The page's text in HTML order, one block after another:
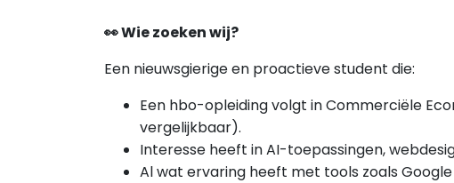
👀 Wie zoeken wij?
Een nieuwsgierige en proactieve student die:
Een hbo-opleiding volgt in Commerciële
vergelijkbaar).
Interesse heeft in AI-toepassingen,
Al wat ervaring heeft met tools zoals Google